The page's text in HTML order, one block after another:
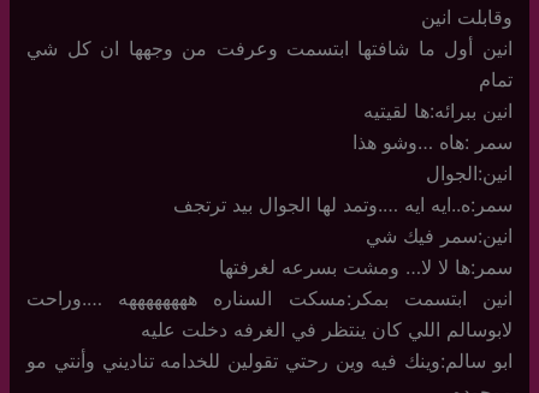
وقابلت انين
انين أول ما شافتها ابتسمت وعرفت من وجهها ان كل شي
تمام
انين ببرائه:ها لقيتيه
سمر :هاه …وشو هذا
انين:الجوال
سمر:ه..ايه ايه ….وتمد لها الجوال بيد ترتجف
انين:سمر فيك شي
سمر:ها لا لا… ومشت بسرعه لغرفتها
انين ابتسمت بمكر:مسكت السناره ههههههههه ….وراحت
لابوسالم اللي كان ينتظر في الغرفه دخلت عليه
ابو سالم:وينك فيه وين رحتي تقولين للخدامه تناديني وأنتي مو